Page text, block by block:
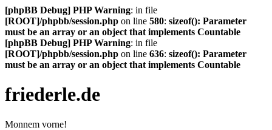
[phpBB Debug] PHP Warning: in file
[ROOT]/phpbb/session.php on line 580: sizeof(): Parameter
must be an array or an object that implements Countable
[phpBB Debug] PHP Warning: in file
[ROOT]/phpbb/session.php on line 636: sizeof(): Parameter
must be an array or an object that implements Countable
friederle.de
Monnem vorne!